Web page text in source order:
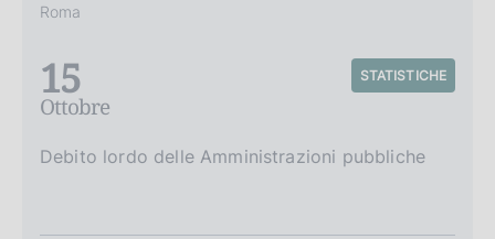
Roma
15
Ottobre
STATISTICHE
Debito lordo delle Amministrazioni pubbliche